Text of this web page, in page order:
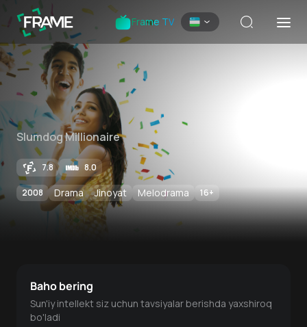
Frame TV
Slumdog Millionaire
7.8 8.0
2008 Drama Jinoyat Melodrama 16+
Baho bering
Sun'iy intellekt siz uchun tavsiyalar berishda yaxshiroq
bo'ladi